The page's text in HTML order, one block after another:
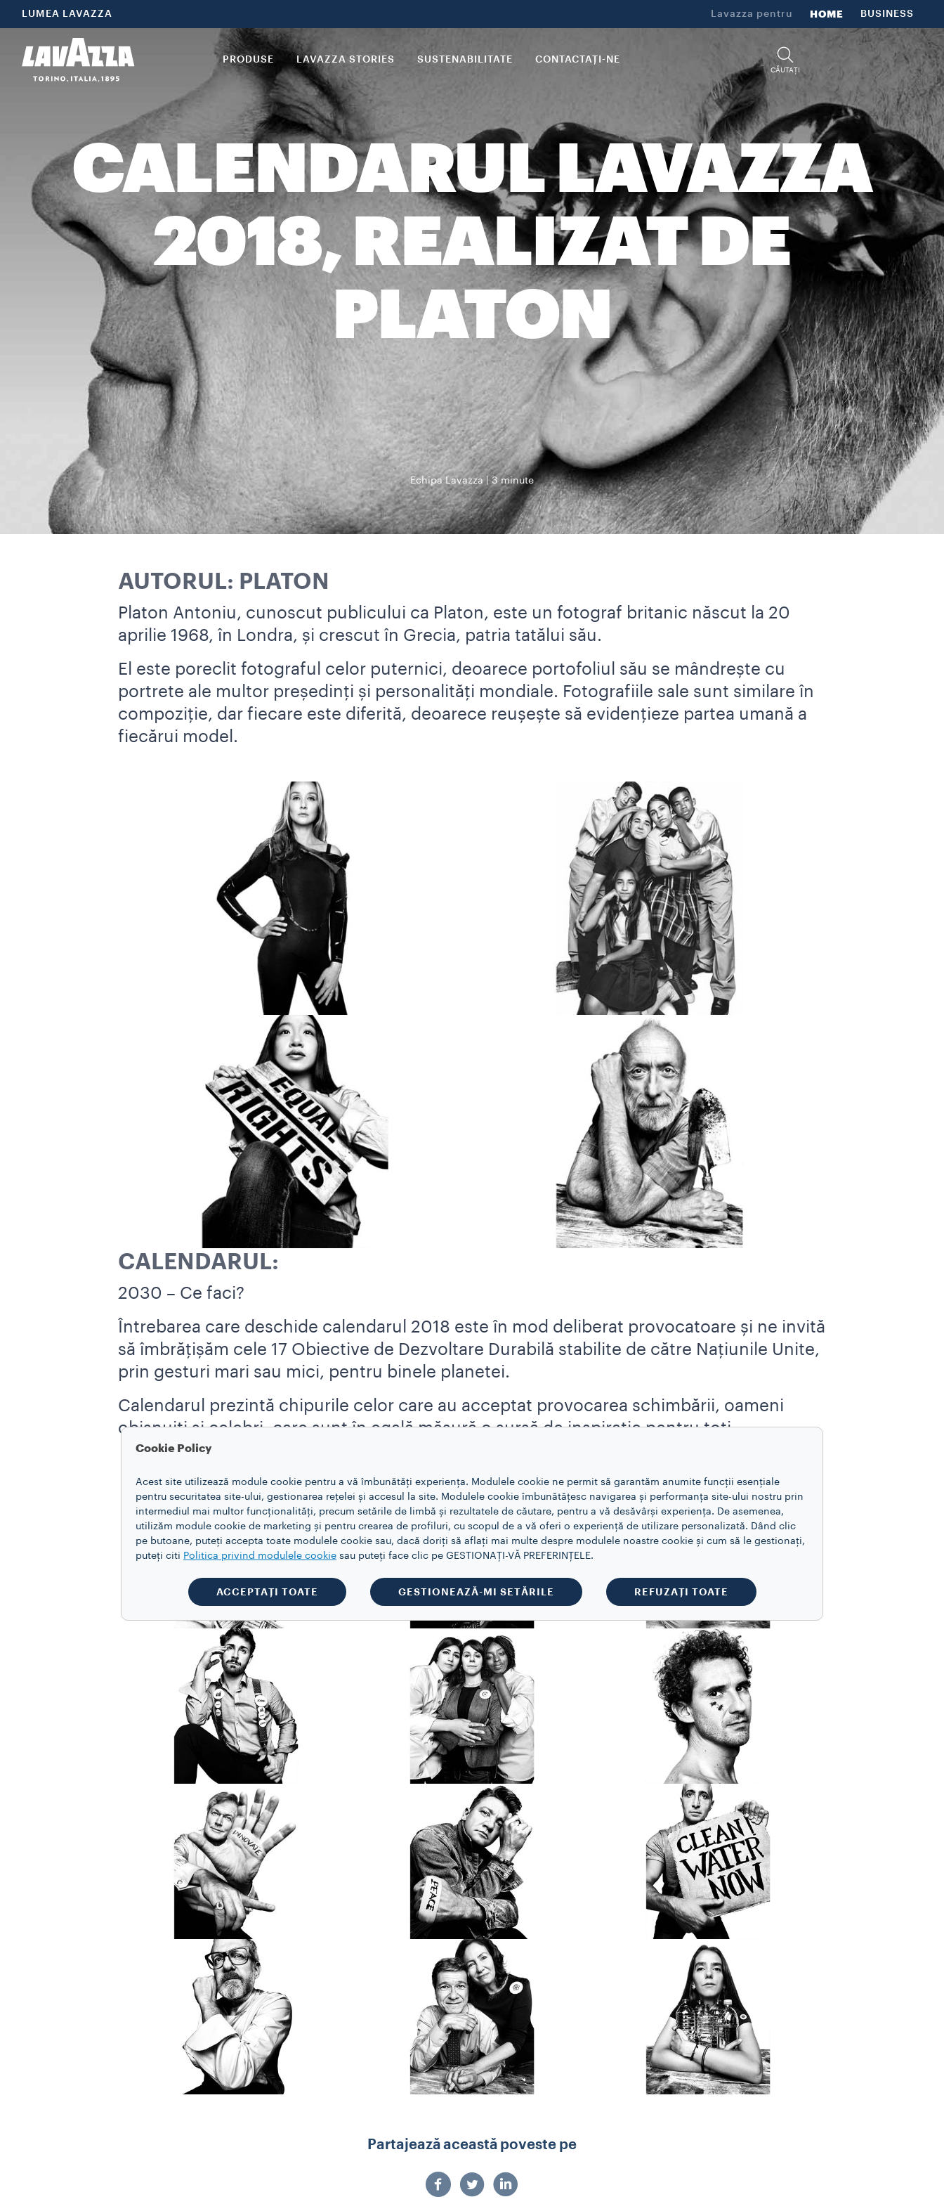
LUMEA LAVAZZA Lavazza pentru HOME BUSINESS
PRODUSE LAVAZZA STORIES SUSTENABILITATE CONTACTAȚI-NE
CĂUTAȚI
CALENDARUL LAVAZZA
2018, REALIZAT DE
PLATON
Echipa Lavazza 3 minute
AUTORUL: PLATON
Platon Antoniu, cunoscut publicului ca Platon, este un fotograf britanic născut la 20
aprilie 1968, în Londra, și crescut în Grecia, patria tatălui său.
El este poreclit fotograful celor puternici, deoarece portofoliul său se mândrește cu
portrete ale multor președinți și personalități mondiale. Fotografiile sale sunt similare în
compoziție, dar fiecare este diferită, deoarece reușește să evidențieze partea umană a
fiecărui model.
CALENDARUL:
2030 – Ce faci?
Întrebarea care deschide calendarul 2018 este în mod deliberat provocatoare și ne invită
să îmbrățișăm cele 17 Obiective de Dezvoltare Durabilă stabilite de către Națiunile Unite,
prin gesturi mari sau mici, pentru binele planetei.
Calendarul prezintă chipurile celor care au acceptat provocarea schimbării, oameni
obișnuiți și celebri, care sunt în egală măsură o sursă de inspirație pentru toți.
Partajează această poveste pe
Cookie Policy
Acest site utilizează module cookie pentru a vă îmbunătăți experiența. Modulele cookie ne permit să garantăm anumite funcții esențiale
pentru securitatea site-ului, gestionarea rețelei și accesul la site. Modulele cookie îmbunătățesc navigarea și performanța site-ului nostru prin
intermediul mai multor funcționalități, precum setările de limbă și rezultatele de căutare, pentru a vă desăvârși experiența. De asemenea,
utilizăm module cookie de marketing și pentru crearea de profiluri, cu scopul de a vă oferi o experiență de utilizare personalizată. Dând clic
pe butoane, puteți accepta toate modulele cookie sau, dacă doriți să aflați mai multe despre modulele noastre cookie și cum să le gestionați,
puteți citi Politica privind modulele cookie sau puteți face clic pe GESTIONAȚI-VĂ PREFERINȚELE.
ACCEPTAȚI TOATE GESTIONEAZĂ-MI SETĂRILE REFUZAȚI TOATE